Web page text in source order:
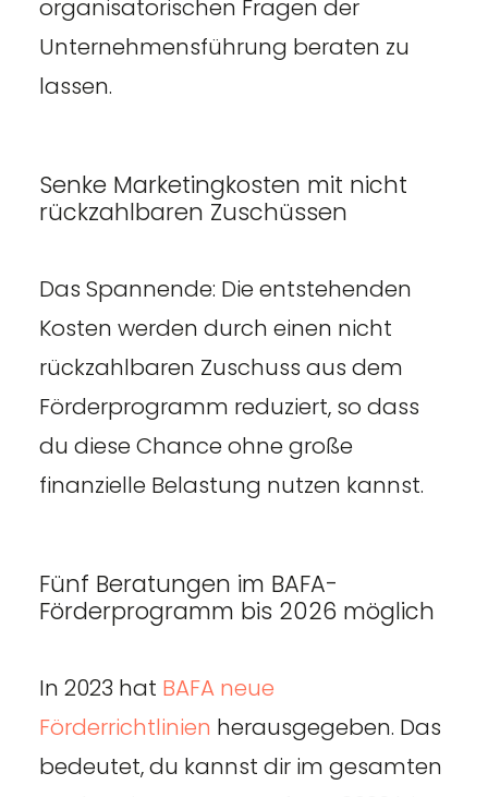
organisatorischen Fragen der
Unternehmensführung beraten zu
lassen.
Senke Marketingkosten mit nicht
rückzahlbaren Zuschüssen
Das Spannende: Die entstehenden
Kosten werden durch einen nicht
rückzahlbaren Zuschuss aus dem
Förderprogramm reduziert, so dass
du diese Chance ohne große
finanzielle Belastung nutzen kannst.
Fünf Beratungen im BAFA-
Förderprogramm bis 2026 möglich
In 2023 hat BAFA neue
Förderrichtlinien herausgegeben. Das
bedeutet, du kannst dir im gesamten